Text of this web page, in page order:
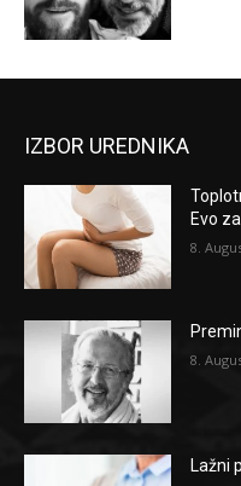
IZBOR UREDNIKA
Evo
8.
8.
Lažni